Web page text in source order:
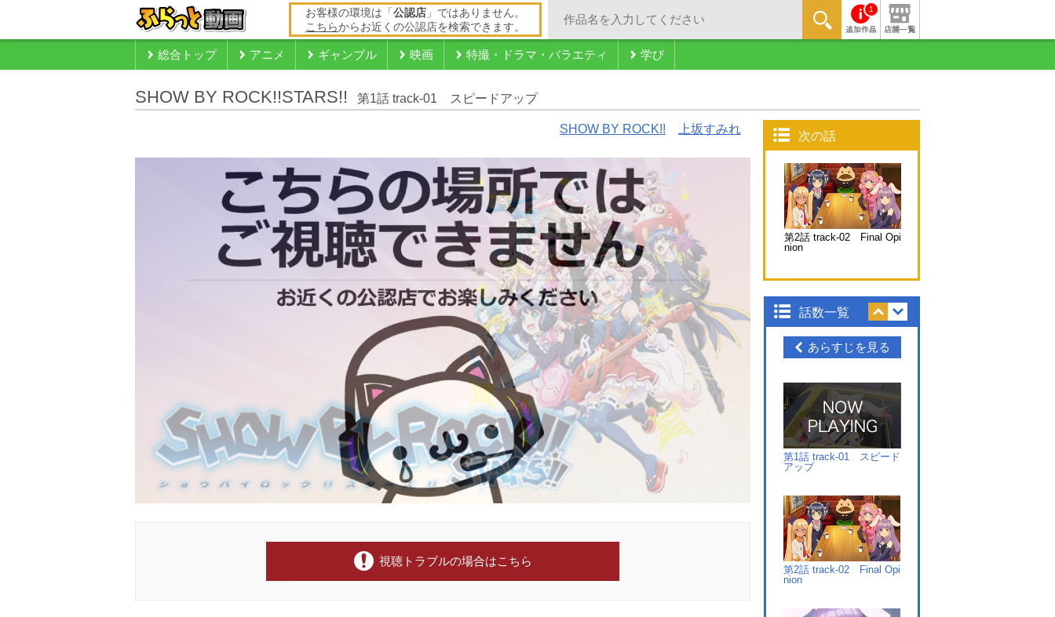
お客様の環境は「 公認店 」ではありません。
こちらからお近くの公認店を検索できます。
1
総合トップ アニメ ギャンブル 映画 特撮・ドラマ・バラエティ 学び
SHOW BY ROCK!!STARS!! 第1話 track-01 スピードアップ
SHOW BY ROCK!! 上坂すみれ
視聴トラブルの場合はこちら
次の話
第2話 track-02 Final Opi
nion
話数一覧
あらすじを見る
第1話 track-01 スピード
アップ
第2話 track-02 Final Opi
nion